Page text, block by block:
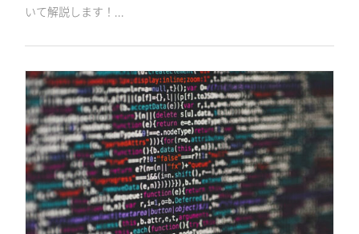
いて解説します！...